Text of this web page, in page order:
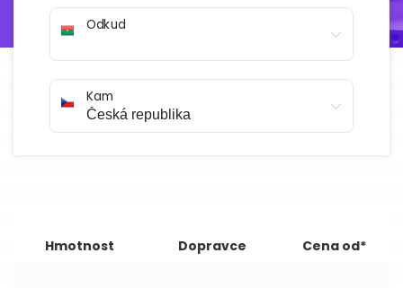
Odkud
Kam
Hmotnost Dopravce Cena od*